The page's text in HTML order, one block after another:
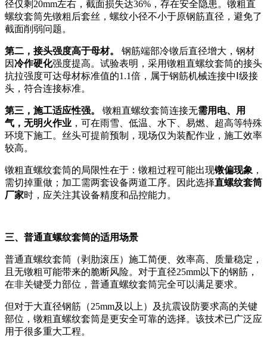
径仅剩20mm左右，截面损失达36%，存在安全隐患。镦粗直
螺纹套筒先镦粗后套丝，螺纹小径不小于原钢筋直径，避免了
截面削弱问题。
第二，接头强度高于母材。
钢筋端部冷镦后直径增大，钢材
因冷作硬化强度提高。试验表明，采用镦粗直螺纹套筒的接头
抗拉强度可达母材标准值的1.1倍，属于钢筋机械连接中Ⅰ级接
头，符合连接标准。
第三，施工适应性强。 镦粗直螺纹套筒连接无需用电、用
气，无明火作业 ，可在雨雪、低温、水下、易燃、超高等特殊
环境下施工。丝头可提前预制，现场仅为装配作业，施工效率
较高。
镦粗直螺纹套筒的局限性在于：镦粗过程可能出现镦偏现象 ，
需切掉重做；加工需两套设备两道工序。因此选择直螺纹套筒
厂家时，应关注其设备精度和品控能力。
三、普通直螺纹套筒的适用场景
普通直螺纹套筒（剥肋滚压）施工简便、效率高、质量稳定，
且无镦粗可能带来的脆断风险。对于直径25mm以下的钢筋，
在非关键受力部位，普通直螺纹套筒完全可以满足要求。
但对于大直径钢筋（25mm及以上）及抗震设防要求高的关键
部位，镦粗直螺纹套筒是更安全可靠的选择。该技术已广泛应
用于很多重大工程。